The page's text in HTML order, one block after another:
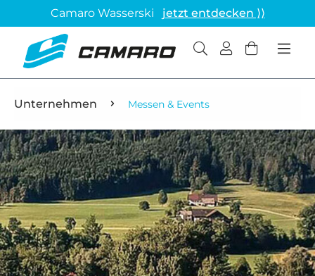
Camaro Wasserski jetzt entdecken ⟩⟩
Unternehmen Messen & Events